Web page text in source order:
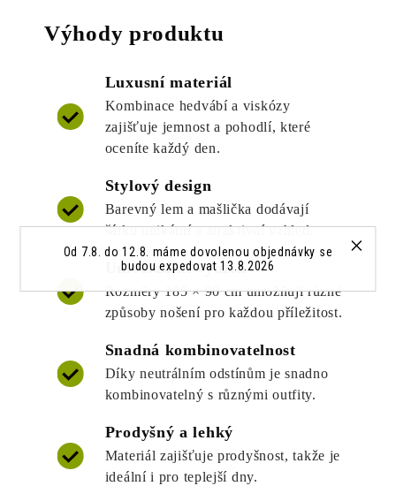
Od 7.8. do 12.8. máme dovolenou objednávky se
budou expedovat 13.8.2026
Výhody produktu
Luxusní materiál
Kombinace hedvábí a viskózy
zajišťuje jemnost a pohodlí, které
oceníte každý den.
Stylový design
Barevný lem a mašlička dodávají
šátku unikátní a atraktivní vzhled.
Univerzální využití
Rozměry 185 × 90 cm umožňují různé
způsoby nošení pro každou příležitost.
Snadná kombinovatelnost
Díky neutrálním odstínům je snadno
kombinovatelný s různými outfity.
Prodyšný a lehký
Materiál zajišťuje prodyšnost, takže je
ideální i pro teplejší dny.